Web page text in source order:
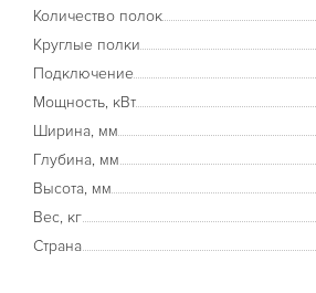
Количество полок
Круглые полки
Подключение
Мощность, кВт
Ширина, мм
Глубина, мм
Высота, мм
Вес, кг
Страна